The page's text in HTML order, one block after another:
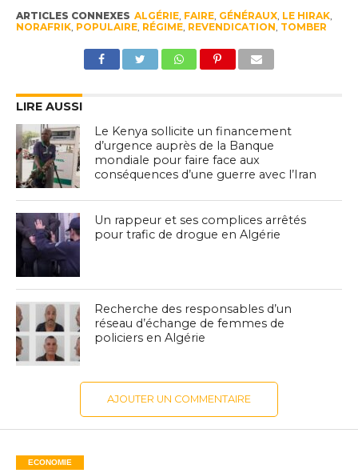
ARTICLES CONNEXES ALGÉRIE, FAIRE, GÉNÉRAUX, LE HIRAK,
NORAFRIK, POPULAIRE, RÉGIME, REVENDICATION, TOMBER
LIRE AUSSI
Le Kenya sollicite un financement
d’urgence auprès de la Banque
mondiale pour faire face aux
conséquences d’une guerre avec l’Iran
Un rappeur et ses complices arrêtés
pour trafic de drogue en Algérie
Recherche des responsables d’un
réseau d’échange de femmes de
policiers en Algérie
AJOUTER UN COMMENTAIRE
ECONOMIE